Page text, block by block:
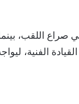
صراع اللقب،
الفنية،